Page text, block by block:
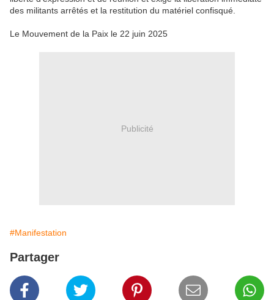
des militants arrêtés et la restitution du matériel confisqué.
Le Mouvement de la Paix le 22 juin 2025
Publicité
#Manifestation
Partager